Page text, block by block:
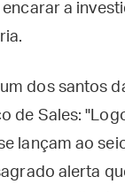
a
dos santos
de Sales:
lançam ao
alerta